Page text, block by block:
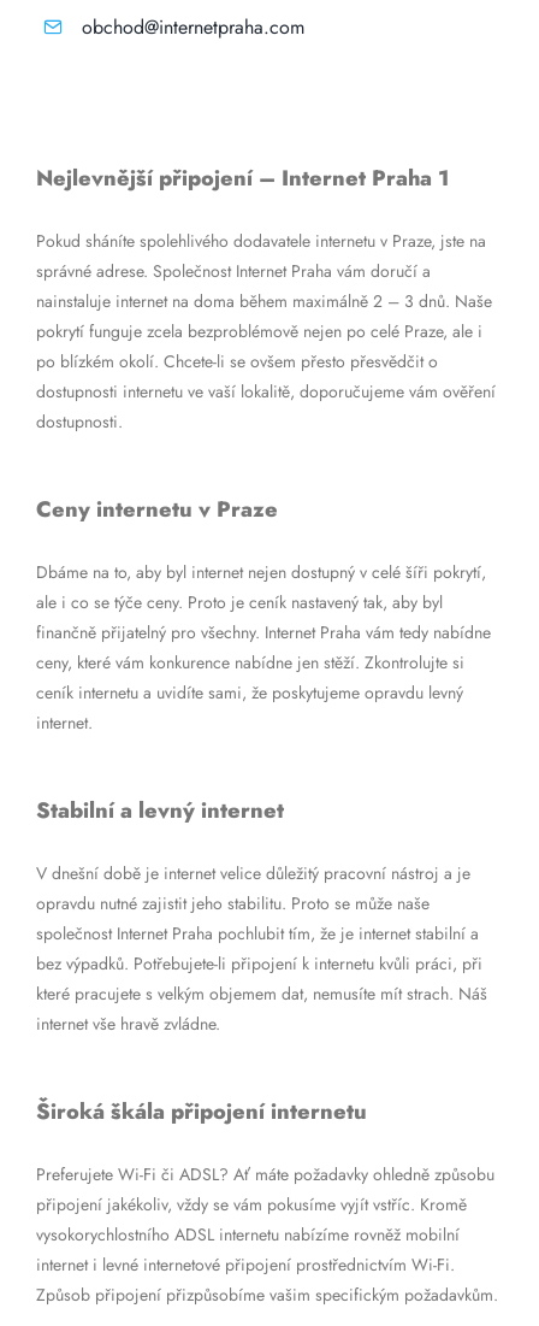
obchod@internetpraha.com
Nejlevnější připojení – Internet Praha 1
Pokud sháníte spolehlivého dodavatele internetu v Praze, jste na
správné adrese. Společnost Internet Praha vám doručí a
nainstaluje internet na doma během maximálně 2 – 3 dnů. Naše
pokrytí funguje zcela bezproblémově nejen po celé Praze, ale i
po blízkém okolí. Chcete-li se ovšem přesto přesvědčit o
dostupnosti internetu ve vaší lokalitě, doporučujeme vám ověření
dostupnosti.
Ceny internetu v Praze
Dbáme na to, aby byl internet nejen dostupný v celé šíři pokrytí,
ale i co se týče ceny. Proto je ceník nastavený tak, aby byl
finančně přijatelný pro všechny. Internet Praha vám tedy nabídne
ceny, které vám konkurence nabídne jen stěží. Zkontrolujte si
ceník internetu a uvidíte sami, že poskytujeme opravdu levný
internet.
Stabilní a levný internet
V dnešní době je internet velice důležitý pracovní nástroj a je
opravdu nutné zajistit jeho stabilitu. Proto se může naše
společnost Internet Praha pochlubit tím, že je internet stabilní a
bez výpadků. Potřebujete-li připojení k internetu kvůli práci, při
které pracujete s velkým objemem dat, nemusíte mít strach. Náš
internet vše hravě zvládne.
Široká škála připojení internetu
Preferujete Wi-Fi či ADSL? Ať máte požadavky ohledně způsobu
připojení jakékoliv, vždy se vám pokusíme vyjít vstříc. Kromě
vysokorychlostního ADSL internetu nabízíme rovněž mobilní
internet i levné internetové připojení prostřednictvím Wi-Fi.
Způsob připojení přizpůsobíme vašim specifickým požadavkům.